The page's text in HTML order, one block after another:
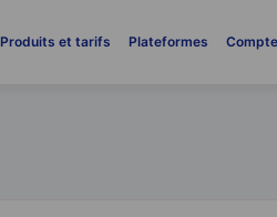
Produits et tarifs Plateformes